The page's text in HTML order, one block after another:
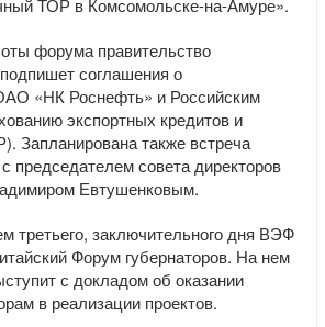
ТОР в Комсомольске-на-Амуре».
форума правительство
соглашения о
«НК Роснефть» и Российским
экспортных кредитов и
Запланирована также встреча
председателем совета директоров
Евтушенковым.
третьего, заключительного дня ВЭФ
Форум губернаторов. На нем
с докладом об оказании
в реализации проектов.